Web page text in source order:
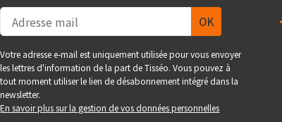
Votre adresse e-mail est uniquement utilisée pour vous envoyer
les lettres d'information de la part de Tisséo. Vous pouvez à
tout moment utiliser le lien de désabonnement intégré dans la
newsletter.
En savoir plus sur la gestion de vos données personnelles